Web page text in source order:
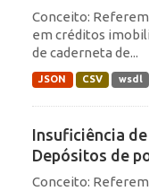
Conceito:
em créditos
de caderneta de...
JSON CSV wsdl
Insuficiência
Depósitos de
Conceito: